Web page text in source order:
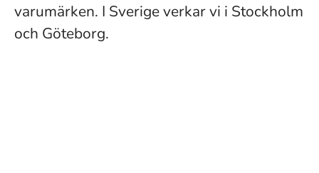
varumärken. I Sverige verkar vi i Stockholm
och Göteborg.